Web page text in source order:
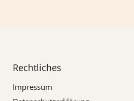
Rechtliches
Impressum